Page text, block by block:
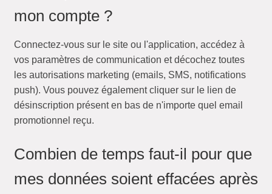
mon compte ?
Connectez-vous sur le site ou l'application, accédez à
vos paramètres de communication et décochez toutes
les autorisations marketing (emails, SMS, notifications
push). Vous pouvez également cliquer sur le lien de
désinscription présent en bas de n'importe quel email
promotionnel reçu.
Combien de temps faut-il pour que
mes données soient effacées après